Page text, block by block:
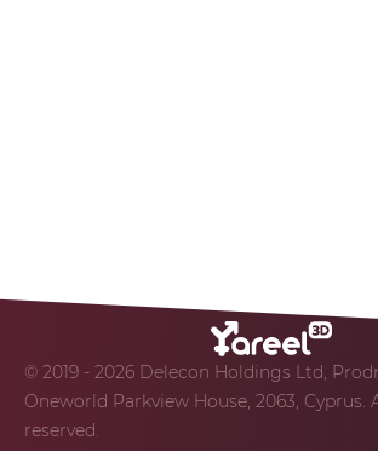
© 2019 - 2026 Delecon Holdings Ltd,
Oneworld Parkview House, 2063, Cyprus.
reserved.